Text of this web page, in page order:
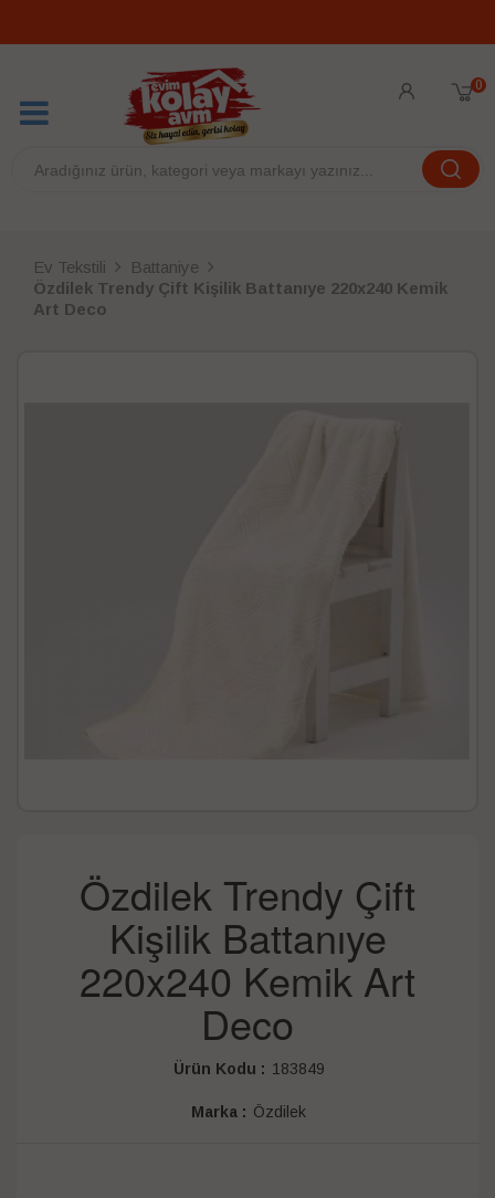
0
Ev Tekstili
Battaniye
Özdilek Trendy Çift Kişilik Battanıye 220x240 Kemik
Art Deco
Özdilek Trendy Çift
Kişilik Battanıye
220x240 Kemik Art
Deco
Ürün Kodu : 183849
Marka : Özdilek